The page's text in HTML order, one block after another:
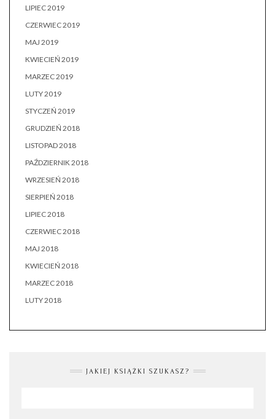
LIPIEC 2019
CZERWIEC 2019
MAJ 2019
KWIECIEŃ 2019
MARZEC 2019
LUTY 2019
STYCZEŃ 2019
GRUDZIEŃ 2018
LISTOPAD 2018
PAŹDZIERNIK 2018
WRZESIEŃ 2018
SIERPIEŃ 2018
LIPIEC 2018
CZERWIEC 2018
MAJ 2018
KWIECIEŃ 2018
MARZEC 2018
LUTY 2018
JAKIEJ KSIĄŻKI SZUKASZ?